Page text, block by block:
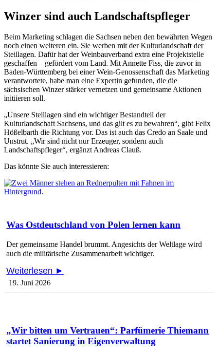
Winzer sind auch Landschaftspfleger
Beim Marketing schlagen die Sachsen neben den bewährten Wegen
noch einen weiteren ein. Sie werben mit der Kulturlandschaft der
Steillagen. Dafür hat der Weinbauverband extra eine Projektstelle
geschaffen – gefördert vom Land. Mit Annette Fiss, die zuvor in
Baden-Württemberg bei einer Wein-Genossenschaft das Marketing
verantwortete, habe man eine Expertin gefunden, die die
sächsischen Winzer stärker vernetzen und gemeinsame Aktionen
initiieren soll.
„Unsere Steillagen sind ein wichtiger Bestandteil der
Kulturlandschaft Sachsens, und das gilt es zu bewahren“, gibt Felix
Hößelbarth die Richtung vor. Das ist auch das Credo an Saale und
Unstrut. „Wir sind nicht nur Erzeuger, sondern auch
Landschaftspfleger“, ergänzt Andreas Clauß.
Das könnte Sie auch interessieren:
Was Ostdeutschland von Polen lernen kann
Der gemeinsame Handel brummt. Angesichts der Weltlage wird
auch die militärische Zusammenarbeit wichtiger.
Weiterlesen ►
19. Juni 2026
„Wir bitten um Vertrauen“: Parfümerie Thiemann
startet Sanierung in Eigenverwaltung